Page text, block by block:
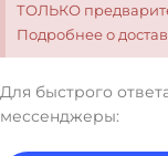
ТОЛЬКО
Подробнее о
Для быстрого
мессенджеры: